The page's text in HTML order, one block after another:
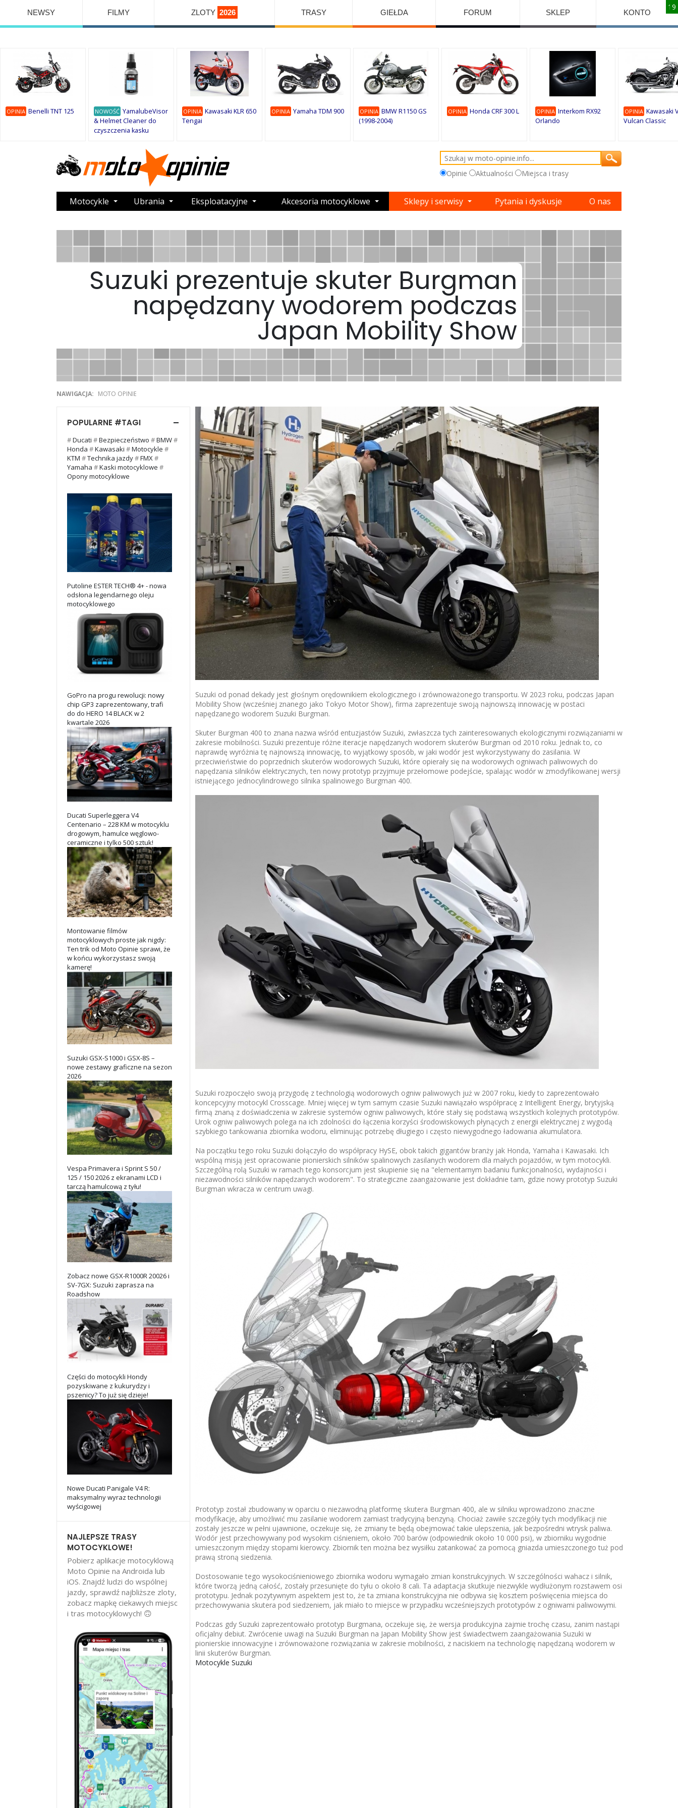
NEWSY FILMY ZLOTY 2026 TRASY GIEŁDA FORUM SKLEP KONTO
10
OPINIA Benelli TNT 125 NOWOŚĆ YamalubeVisor
& Helmet Cleaner do
czyszczenia kasku
10
OPINIA Kawasaki KLR 650
Tengai
8
OPINIA Yamaha TDM 900
7
OPINIA BMW R1150 GS
(1998-2004)
1
OPINIA Honda CRF 300 L
9
OPINIA Interkom RX92
Orlando
10
OPINIA Kawasaki
Vulcan Classic
10
9
9
Opinie Aktualności Miejsca i trasy
Motocykle Ubrania Eksploatacyjne Akcesoria motocyklowe Sklepy i serwisy Pytania i dyskusje O nas
Suzuki prezentuje skuter Burgman
napędzany wodorem podczas
Japan Mobility Show
NAWIGACJA: MOTO OPINIE
Suzuki od ponad dekady jest głośnym orędownikiem ekologicznego i zrównoważonego transportu. W 2023 roku, podczas Japan
Mobility Show (wcześniej znanego jako Tokyo Motor Show), firma zaprezentuje swoją najnowszą innowację w postaci
napędzanego wodorem Suzuki Burgman.
Skuter Burgman 400 to znana nazwa wśród entuzjastów Suzuki, zwłaszcza tych zainteresowanych ekologicznymi rozwiązaniami w
zakresie mobilności. Suzuki prezentuje różne iteracje napędzanych wodorem skuterów Burgman od 2010 roku. Jednak to, co
naprawdę wyróżnia tę najnowszą innowację, to wyjątkowy sposób, w jaki wodór jest wykorzystywany do zasilania. W
przeciwieństwie do poprzednich skuterów wodorowych Suzuki, które opierały się na wodorowych ogniwach paliwowych do
napędzania silników elektrycznych, ten nowy prototyp przyjmuje przełomowe podejście, spalając wodór w zmodyfikowanej wersji
istniejącego jednocylindrowego silnika spalinowego Burgman 400.
Suzuki rozpoczęło swoją przygodę z technologią wodorowych ogniw paliwowych już w 2007 roku, kiedy to zaprezentowało
koncepcyjny motocykl Crosscage. Mniej więcej w tym samym czasie Suzuki nawiązało współpracę z Intelligent Energy, brytyjską
firmą znaną z doświadczenia w zakresie systemów ogniw paliwowych, które stały się podstawą wszystkich kolejnych prototypów.
Urok ogniw paliwowych polega na ich zdolności do łączenia korzyści środowiskowych płynących z energii elektrycznej z wygodą
szybkiego tankowania zbiornika wodoru, eliminując potrzebę długiego i często niewygodnego ładowania akumulatora.
Na początku tego roku Suzuki dołączyło do współpracy HySE, obok takich gigantów branży jak Honda, Yamaha i Kawasaki. Ich
wspólną misją jest opracowanie pionierskich silników spalinowych zasilanych wodorem dla małych pojazdów, w tym motocykli.
Szczególną rolą Suzuki w ramach tego konsorcjum jest skupienie się na "elementarnym badaniu funkcjonalności, wydajności i
niezawodności silników napędzanych wodorem". To strategiczne zaangażowanie jest dokładnie tam, gdzie nowy prototyp Suzuki
Burgman wkracza w centrum uwagi.
Prototyp został zbudowany w oparciu o niezawodną platformę skutera Burgman 400, ale w silniku wprowadzono znaczne
modyfikacje, aby umożliwić mu zasilanie wodorem zamiast tradycyjną benzyną. Chociaż zawiłe szczegóły tych modyfikacji nie
zostały jeszcze w pełni ujawnione, oczekuje się, że zmiany te będą obejmować takie ulepszenia, jak bezpośredni wtrysk paliwa.
Wodór jest przechowywany pod wysokim ciśnieniem, około 700 barów (odpowiednik około 10 000 psi), w zbiorniku wygodnie
umieszczonym między stopami kierowcy. Zbiornik ten można bez wysiłku zatankować za pomocą gniazda umieszczonego tuż pod
prawą stroną siedzenia.
Dostosowanie tego wysokociśnieniowego zbiornika wodoru wymagało zmian konstrukcyjnych. W szczególności wahacz i silnik,
które tworzą jedną całość, zostały przesunięte do tyłu o około 8 cali. Ta adaptacja skutkuje niezwykle wydłużonym rozstawem osi
prototypu. Jednak pozytywnym aspektem jest to, że ta zmiana konstrukcyjna nie odbywa się kosztem poświęcenia miejsca do
przechowywania skutera pod siedzeniem, jak miało to miejsce w przypadku wcześniejszych prototypów z ogniwami paliwowymi.
Podczas gdy Suzuki zaprezentowało prototyp Burgmana, oczekuje się, że wersja produkcyjna zajmie trochę czasu, zanim nastąpi
oficjalny debiut. Zwrócenie uwagi na Suzuki Burgman na Japan Mobility Show jest świadectwem zaangażowania Suzuki w
pionierskie innowacyjne i zrównoważone rozwiązania w zakresie mobilności, z naciskiem na technologię napędzaną wodorem w
linii skuterów Burgman.
Motocykle Suzuki
POPULARNE #TAGI
#Ducati #Bezpieczeństwo #BMW#
Honda #Kawasaki #Motocykle #
KTM #Technika jazdy#FMX#
Yamaha #Kaski motocyklowe #
Opony motocyklowe
Putoline ESTER TECH® 4+ - nowa
odsłona legendarnego oleju
motocyklowego
GoPro na progu rewolucji: nowy
chip GP3 zaprezentowany, trafi
do do HERO 14 BLACK w 2
kwartale 2026
Ducati Superleggera V4
Centenario – 228 KM w motocyklu
drogowym, hamulce węglowo-
ceramiczne i tylko 500 sztuk!
Montowanie filmów
motocyklowych proste jak nigdy:
Ten trik od Moto Opinie sprawi, że
w końcu wykorzystasz swoją
kamerę!
Suzuki GSX-S1000 i GSX-8S –
nowe zestawy graficzne na sezon
2026
Vespa Primavera i Sprint S 50 /
125 / 150 2026 z ekranami LCD i
tarczą hamulcową z tyłu!
Zobacz nowe GSX-R1000R 20026 i
SV-7GX: Suzuki zaprasza na
Roadshow
Części do motocykli Hondy
pozyskiwane z kukurydzy i
pszenicy? To już się dzieje!
Nowe Ducati Panigale V4 R:
maksymalny wyraz technologii
wyścigowej
NAJLEPSZE TRASY
MOTOCYKLOWE!
Pobierz aplikacje motocyklową
Moto Opinie na Androida lub
iOS. Znajdź ludzi do wspólnej
jazdy, sprawdź najbliższe zloty,
zobacz mapkę ciekawych miejsc
i tras motocyklowych! 🙃